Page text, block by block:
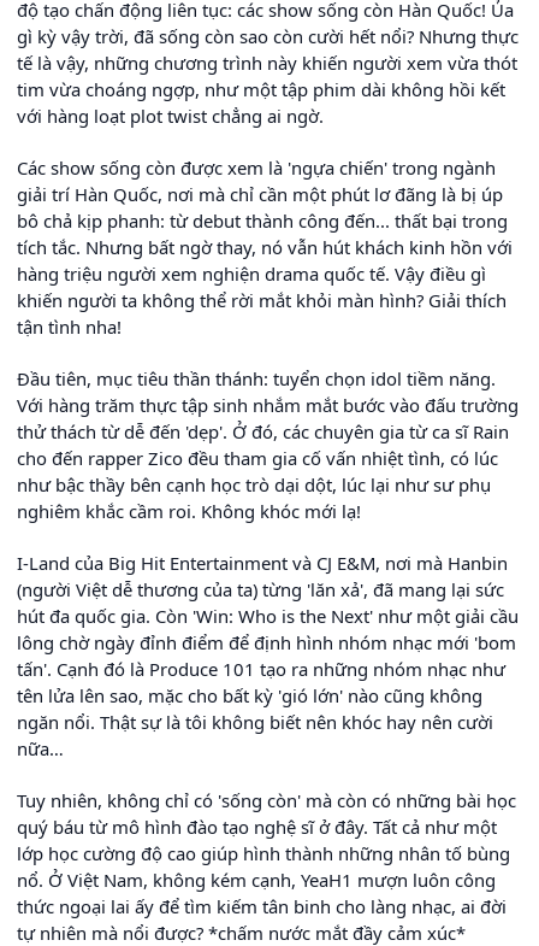
độ tạo chấn động liên tục: các show sống còn Hàn Quốc! Ủa
gì kỳ vậy trời, đã sống còn sao còn cười hết nổi? Nhưng thực
tế là vậy, những chương trình này khiến người xem vừa thót
tim vừa choáng ngợp, như một tập phim dài không hồi kết
với hàng loạt plot twist chẳng ai ngờ.
Các show sống còn được xem là 'ngựa chiến' trong ngành
giải trí Hàn Quốc, nơi mà chỉ cần một phút lơ đãng là bị úp
bô chả kịp phanh: từ debut thành công đến... thất bại trong
tích tắc. Nhưng bất ngờ thay, nó vẫn hút khách kinh hồn với
hàng triệu người xem nghiện drama quốc tế. Vậy điều gì
khiến người ta không thể rời mắt khỏi màn hình? Giải thích
tận tình nha!
Đầu tiên, mục tiêu thần thánh: tuyển chọn idol tiềm năng.
Với hàng trăm thực tập sinh nhắm mắt bước vào đấu trường
thử thách từ dễ đến 'dẹp'. Ở đó, các chuyên gia từ ca sĩ Rain
cho đến rapper Zico đều tham gia cố vấn nhiệt tình, có lúc
như bậc thầy bên cạnh học trò dại dột, lúc lại như sư phụ
nghiêm khắc cầm roi. Không khóc mới lạ!
I-Land của Big Hit Entertainment và CJ E&M, nơi mà Hanbin
(người Việt dễ thương của ta) từng 'lăn xả', đã mang lại sức
hút đa quốc gia. Còn 'Win: Who is the Next' như một giải cầu
lông chờ ngày đỉnh điểm để định hình nhóm nhạc mới 'bom
tấn'. Cạnh đó là Produce 101 tạo ra những nhóm nhạc như
tên lửa lên sao, mặc cho bất kỳ 'gió lớn' nào cũng không
ngăn nổi. Thật sự là tôi không biết nên khóc hay nên cười
nữa…
Tuy nhiên, không chỉ có 'sống còn' mà còn có những bài học
quý báu từ mô hình đào tạo nghệ sĩ ở đây. Tất cả như một
lớp học cường độ cao giúp hình thành những nhân tố bùng
nổ. Ở Việt Nam, không kém cạnh, YeaH1 mượn luôn công
thức ngoại lai ấy để tìm kiếm tân binh cho làng nhạc, ai đời
tự nhiên mà nổi được? *chấm nước mắt đầy cảm xúc*